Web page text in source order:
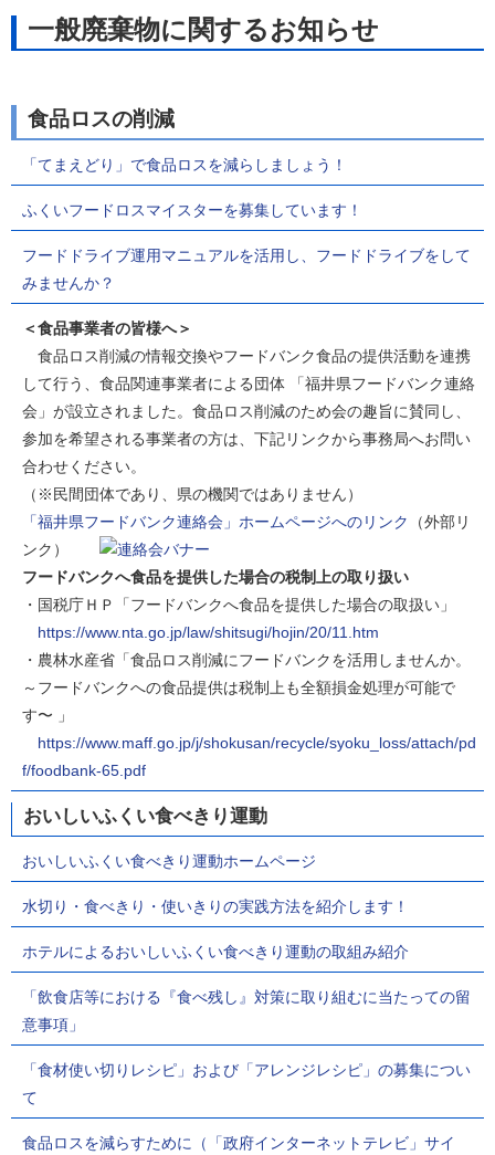
一般廃棄物に関するお知らせ
食品ロスの削減
「てまえどり」で食品ロスを減らしましょう！
ふくいフードロスマイスターを募集しています！
フードドライブ運用マニュアルを活用し、フードドライブをして
みませんか？
＜食品事業者の皆様へ＞
食品ロス削減の情報交換やフードバンク食品の提供活動を連携
して行う、食品関連事業者による団体 「福井県フードバンク連絡
会」が設立されました。食品ロス削減のため会の趣旨に賛同し、
参加を希望される事業者の方は、下記リンクから事務局へお問い
合わせください。
（※民間団体であり、県の機関ではありません）
「福井県フードバンク連絡会」ホームページへのリンク
（外部リ
ンク）
フードバンクへ食品を提供した場合の税制上の取り扱い
・国税庁ＨＰ「フードバンクへ食品を提供した場合の取扱い」
https://www.nta.go.jp/law/shitsugi/hojin/20/11.htm
・農林水産省「食品ロス削減にフードバンクを活用しませんか。
～フードバンクへの食品提供は税制上も全額損金処理が可能で
す〜 」
https://www.maff.go.jp/j/shokusan/recycle/syoku_loss/attach/pd
f/foodbank-65.pdf
おいしいふくい食べきり運動
おいしいふくい食べきり運動ホームページ
水切り・食べきり・使いきりの実践方法を紹介します！
ホテルによるおいしいふくい食べきり運動の取組み紹介
「飲食店等における『食べ残し』対策に取り組むに当たっての留
意事項」
「食材使い切りレシピ」および「アレンジレシピ」の募集につい
て
食品ロスを減らすために（「政府インターネットテレビ」サイ